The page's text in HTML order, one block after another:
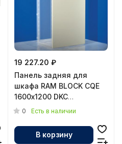
19 227.20 ₽
Панель задняя для
шкафа RAM BLOCK CQE
1600х1200 DKC
R5CRE16120
0 Есть в наличии
В корзину